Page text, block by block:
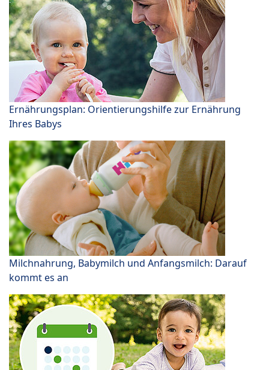
Ernährungsplan: Orientierungshilfe zur Ernährung
Ihres Babys
Milchnahrung, Babymilch und Anfangsmilch: Darauf
kommt es an